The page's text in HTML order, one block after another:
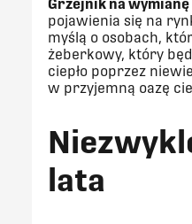
Grzejnik na
pojawienia się na
myślą o osobach,
żeberkowy, który
ciepło poprzez
w przyjemną oazę
lata